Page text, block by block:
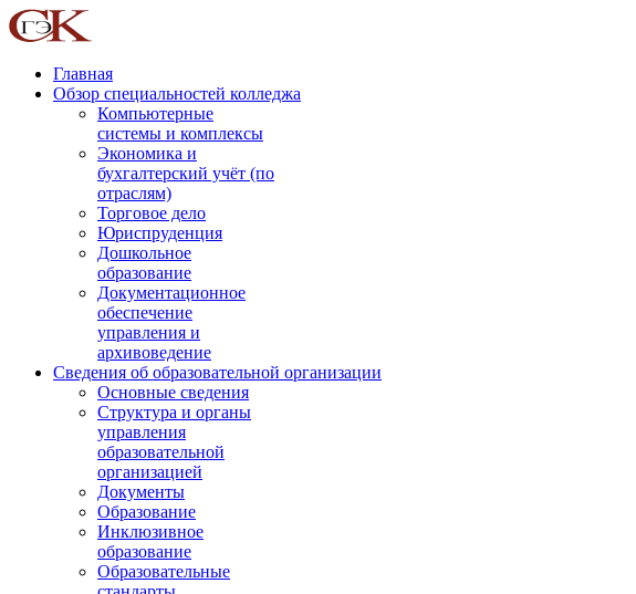
Главная
Обзор специальностей колледжа
Компьютерные
системы и комплексы
Экономика и
бухгалтерский учёт (по
отраслям)
Торговое дело
Юриспруденция
Дошкольное
образование
Документационное
обеспечение
управления и
архивоведение
Сведения об образовательной организации
Основные сведения
Структура и органы
управления
образовательной
организацией
Документы
Образование
Инклюзивное
образование
Образовательные